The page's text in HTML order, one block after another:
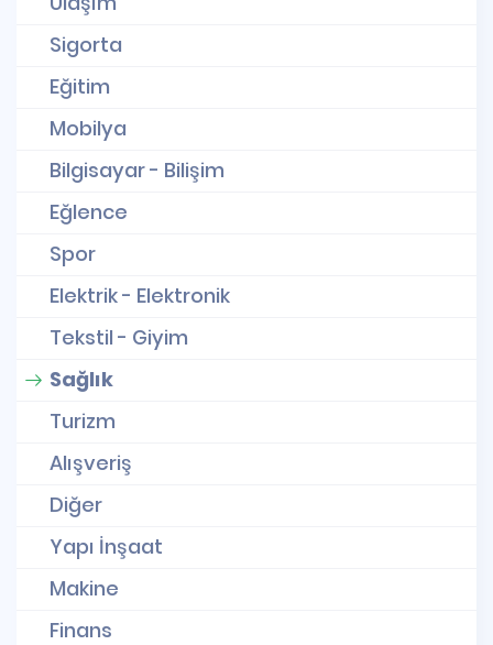
Sigorta
Eğitim
Mobilya
Bilgisayar - Bilişim
Eğlence
Spor
Elektrik - Elektronik
Tekstil - Giyim
Sağlık
Turizm
Alışveriş
Diğer
Yapı İnşaat
Makine
Finans